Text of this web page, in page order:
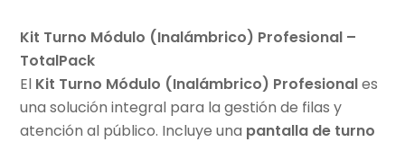
Kit Turno Módulo (Inalámbrico) Profesional –
TotalPack
El Kit Turno Módulo (Inalámbrico) Profesionales
una solución integral para la gestión de filas y
atención al público. Incluye una pantalla de turno